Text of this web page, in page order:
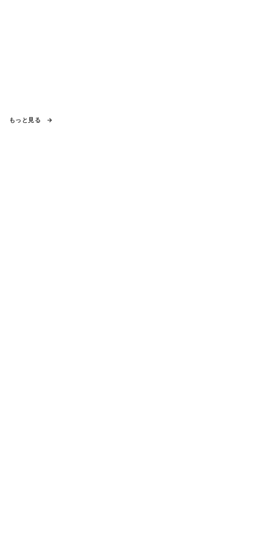
もっと見る